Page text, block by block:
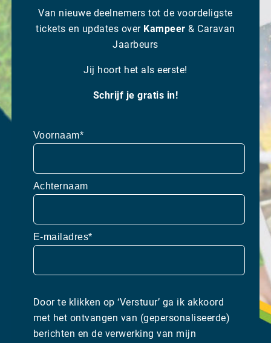
Van nieuwe deelnemers tot de voordeligste
tickets en updates over Kampeer& Caravan
Jaarbeurs
Jij hoort het als eerste!
Schrijf je gratis in!
Voornaam*
Achternaam
E-mailadres*
Door te klikken op ‘Verstuur’ ga ik akkoord
met het ontvangen van (gepersonaliseerde)
berichten en de verwerking van mijn